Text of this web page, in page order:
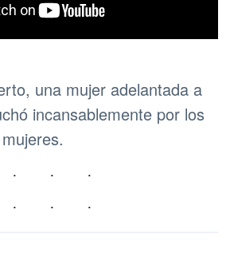
una mujer adelantada a
incansablemente por los